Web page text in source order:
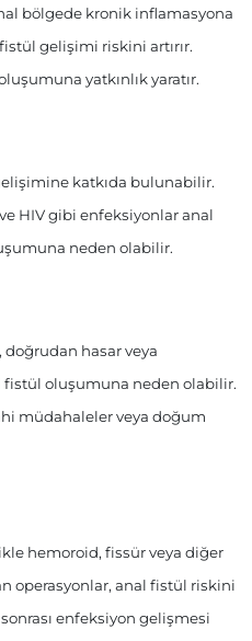
bölgede kronik inflamasyona
gelişimi riskini artırır.
yatkınlık yaratır.
katkıda bulunabilir.
HIV gibi enfeksiyonlar anal
neden olabilir.
hasar veya
fistül oluşumuna neden olabilir.
müdahaleler veya doğum
hemoroid, fissür veya diğer
operasyonlar, anal fistül riskini
enfeksiyon gelişmesi